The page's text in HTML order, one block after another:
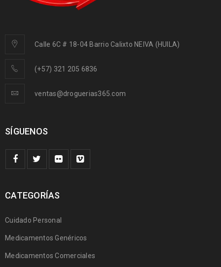
Calle 6C # 18-04 Barrio Calixto NEIVA (HUILA)
(+57) 321 205 6836
ventas@droguerias365.com
SÍGUENOS
CATEGORÍAS
Cuidado Personal
Medicamentos Genéricos
Medicamentos Comerciales